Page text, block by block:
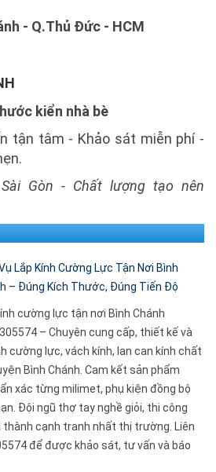
- Q.Thủ Đức - HCM
kiển nhà bè
tận tâm - Khảo sát miễn phí -
Gòn - Chất lượng tạo nên
Lắp Kính Cường Lực Tận Nơi Bình
– Đúng Kích Thước, Đúng Tiến Độ
cường lực tận nơi Bình Chánh
– Chuyên cung cấp, thiết kế và
cường lực, vách kính, lan can kính chất
Bình Chánh. Cam kết sản phẩm
xác từng milimet, phụ kiện đồng bộ
Đội ngũ thợ tay nghề giỏi, thi công
thành cạnh tranh nhất thị trường. Liên
để được khảo sát, tư vấn và báo